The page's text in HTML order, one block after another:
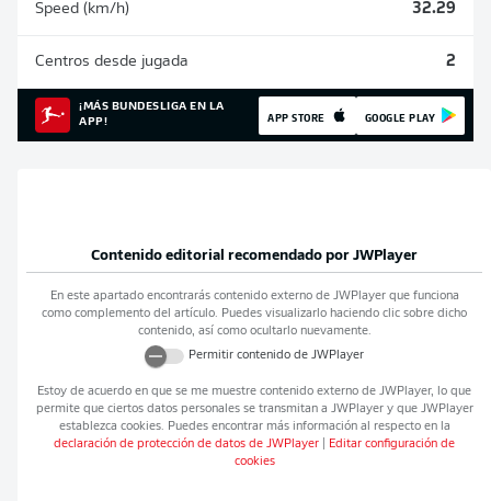
Speed (km/h) 32.29
Centros desde jugada 2
¡MÁS BUNDESLIGA EN LA
APP!
APP STORE GOOGLE PLAY
Contenido editorial recomendado por JWPlayer
En este apartado encontrarás contenido externo de JWPlayerque funciona
como complemento del artículo. Puedes visualizarlo haciendo clic sobre dicho
contenido, así como ocultarlo nuevamente.
Permitir contenido de JWPlayer
Estoy de acuerdo en que se me muestre contenido externo de JWPlayer, lo que
permite que ciertos datos personales se transmitan a JWPlayery que JWPlayer
establezca cookies. Puedes encontrar más información al respecto en la
declaración de protección de datos de JWPlayer
Editar configuración de
cookies